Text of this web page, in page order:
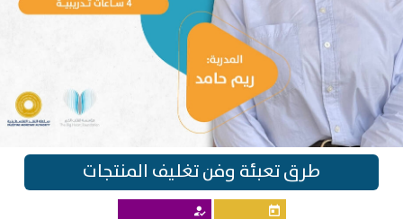
طرق تعبئة وفن تغليف المنتجات
today
how_to_reg